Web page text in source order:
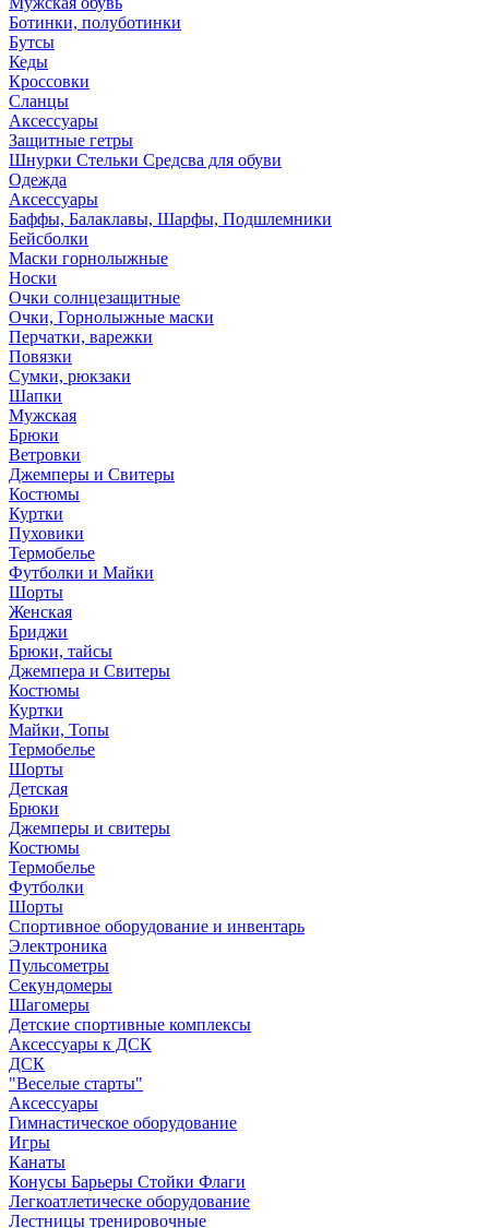
Ботинки, полуботинки
Бутсы
Кеды
Кроссовки
Сланцы
Аксессуары
Защитные гетры
Шнурки Стельки Средсва для обуви
Одежда
Аксессуары
Баффы, Балаклавы, Шарфы, Подшлемники
Бейсболки
Маски горнолыжные
Носки
Очки солнцезащитные
Очки, Горнолыжные маски
Перчатки, варежки
Повязки
Сумки, рюкзаки
Шапки
Мужская
Брюки
Ветровки
Джемперы и Свитеры
Костюмы
Куртки
Пуховики
Термобелье
Футболки и Майки
Шорты
Женская
Бриджи
Брюки, тайсы
Джемпера и Свитеры
Костюмы
Куртки
Майки, Топы
Термобелье
Шорты
Детская
Брюки
Джемперы и свитеры
Костюмы
Термобелье
Футболки
Шорты
Спортивное оборудование и инвентарь
Электроника
Пульсометры
Секундомеры
Шагомеры
Детские спортивные комплексы
Аксессуары к ДСК
ДСК
"Веселые старты"
Аксессуары
Гимнастическое оборудование
Игры
Канаты
Конусы Барьеры Стойки Флаги
Легкоатлетическе оборудование
Лестницы тренировочные